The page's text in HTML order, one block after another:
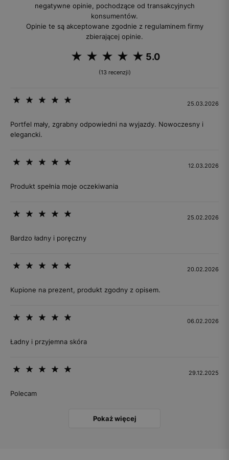
negatywne opinie, pochodzące od transakcyjnych
konsumentów.
Opinie te są akceptowane zgodnie z regulaminem firmy
zbierającej opinie.
5.0
(13 recenzji)
25.03.2026
Portfel mały, zgrabny odpowiedni na wyjazdy. Nowoczesny i
elegancki.
12.03.2026
Produkt spełnia moje oczekiwania
25.02.2026
Bardzo ładny i poręczny
20.02.2026
Kupione na prezent, produkt zgodny z opisem.
06.02.2026
Ładny i przyjemna skóra
29.12.2025
Polecam
Pokaż więcej